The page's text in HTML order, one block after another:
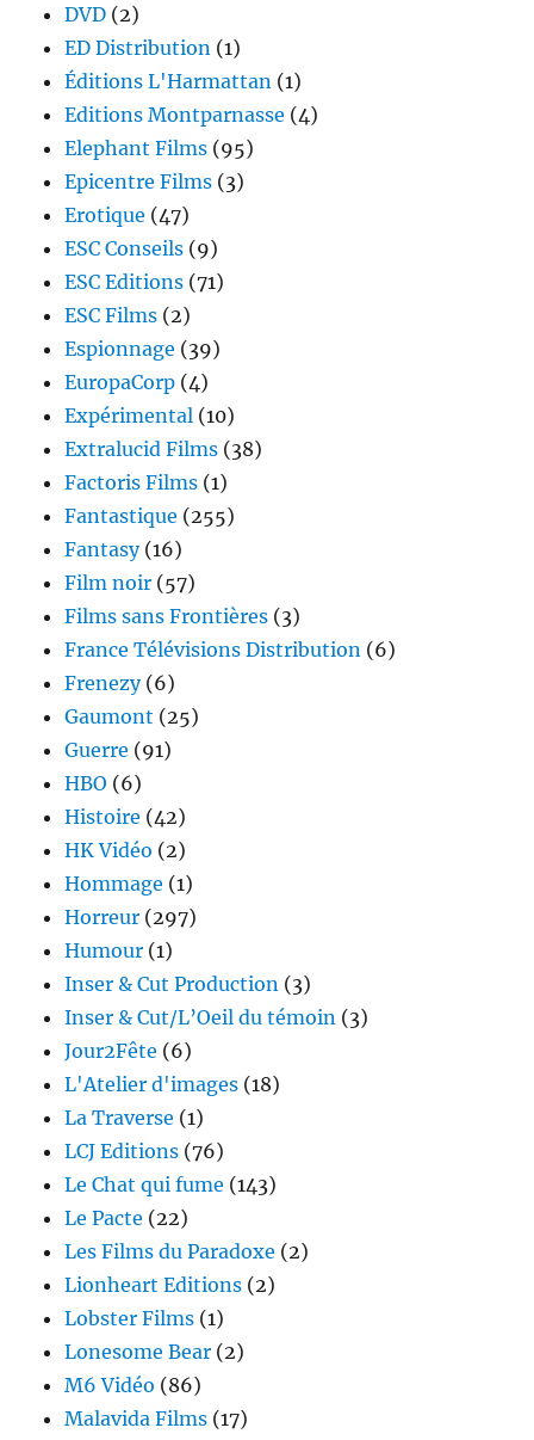
DVD (2)
ED Distribution (1)
Éditions L'Harmattan (1)
Editions Montparnasse (4)
Elephant Films (95)
Epicentre Films (3)
Erotique (47)
ESC Conseils (9)
ESC Editions (71)
ESC Films (2)
Espionnage (39)
EuropaCorp (4)
Expérimental (10)
Extralucid Films (38)
Factoris Films (1)
Fantastique (255)
Fantasy(16)
Film noir (57)
Films sans Frontières (3)
France Télévisions Distribution (6)
Frenezy(6)
Gaumont (25)
Guerre (91)
HBO (6)
Histoire (42)
HK Vidéo (2)
Hommage (1)
Horreur (297)
Humour (1)
Inser & Cut Production (3)
Inser & Cut/L’Oeil du témoin (3)
Jour2Fête (6)
L'Atelier d'images (18)
La Traverse (1)
LCJ Editions (76)
Le Chat qui fume (143)
Le Pacte (22)
Les Films du Paradoxe (2)
Lionheart Editions (2)
Lobster Films (1)
Lonesome Bear (2)
M6 Vidéo (86)
Malavida Films (17)